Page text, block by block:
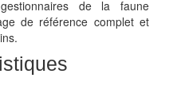
de la faune
de référence complet et